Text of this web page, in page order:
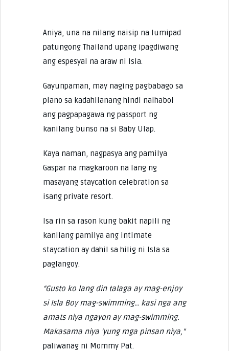
Aniya, una na nilang naisip na lumipad
patungong Thailand upang ipagdiwang
ang espesyal na araw ni Isla.
Gayunpaman, may naging pagbabago sa
plano sa kadahilanang hindi naihabol
ang pagpapagawa ng passport ng
kanilang bunso na si Baby Ulap.
Kaya naman, nagpasya ang pamilya
Gaspar na magkaroon na lang ng
masayang staycation celebration sa
isang private resort.
Isa rin sa rason kung bakit napili ng
kanilang pamilya ang intimate
staycation ay dahil sa hilig ni Isla sa
paglangoy.
“Gusto ko lang din talaga ay mag-enjoy
si Isla Boy mag-swimming… kasi nga ang
amats niya ngayon ay mag-swimming.
Makasama niya ‘yung mga pinsan niya,”
paliwanag ni Mommy Pat.